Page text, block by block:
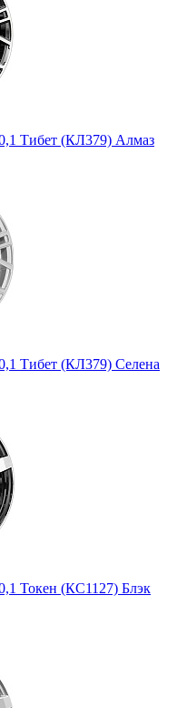
Тибет (КЛ379) Алмаз
Тибет (КЛ379) Селена
Токен (КС1127) Блэк